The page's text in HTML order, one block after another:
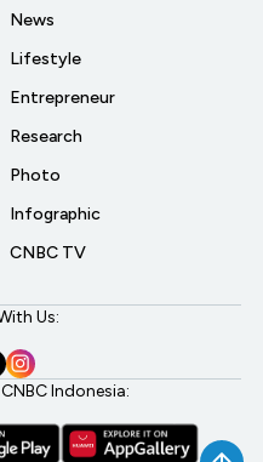
News
Lifestyle
Entrepreneur
Research
Photo
Infographic
CNBC TV
Us:
Indonesia: